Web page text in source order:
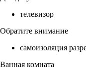
телевизор
Обратите внимание
самоизоляция
Ванная комната